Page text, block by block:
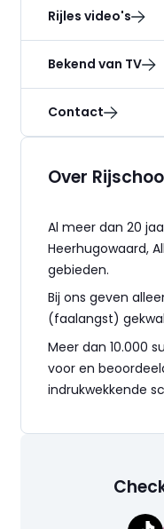
Rijles video's
Bekend van TV
Contact
Over
Al meer dan 20
Heerhugowaard,
gebieden.
Bij ons geven
(faalangst)
Meer dan 10.000
voor en
indrukwekkende